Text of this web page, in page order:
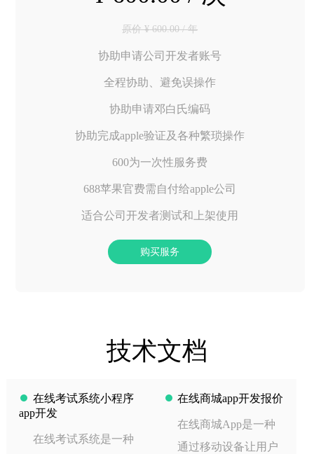
原价 ¥ 600.00 / 年
协助申请公司开发者账号
全程协助、避免误操作
协助申请邓白氏编码
协助完成apple验证及各种繁琐操作
600为一次性服务费
688苹果官费需自付给apple公司
适合公司开发者测试和上架使用
购买服务
技术文档
在线考试系统小程序
app开发
在线考试系统是一种
在线商城app开发报价
在线商城App是一种
通过移动设备让用户